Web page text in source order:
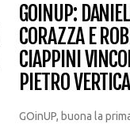
GOINUP:
CORAZZA E
CIAPPINI
PIETRO
GOinUP, buona la